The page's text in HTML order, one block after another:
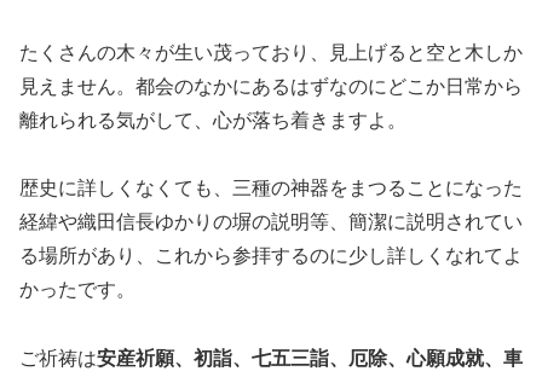
たくさんの木々が生い茂っており、見上げると空と木しか
見えません。都会のなかにあるはずなのにどこか日常から
離れられる気がして、心が落ち着きますよ。
歴史に詳しくなくても、三種の神器をまつることになった
経緯や織田信長ゆかりの塀の説明等、簡潔に説明されてい
る場所があり、これから参拝するのに少し詳しくなれてよ
かったです。
ご祈祷は安産祈願、初詣、七五三詣、厄除、心願成就、車